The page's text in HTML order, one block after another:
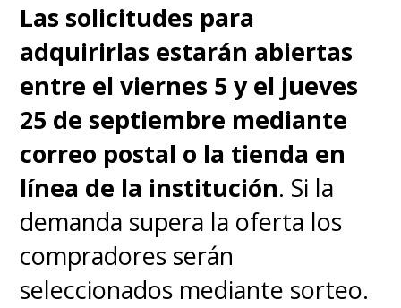
Las solicitudes para
adquirirlas estarán abiertas
entre el viernes 5 y el jueves
25 de septiembre mediante
correo postal o la tienda en
línea de la institución. Si la
demanda supera la oferta los
compradores serán
seleccionados mediante sorteo.